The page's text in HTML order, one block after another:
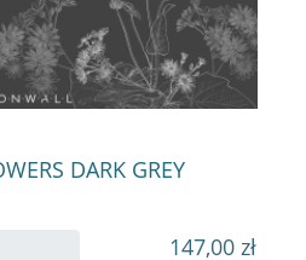
DARK GREY
147,00 zł